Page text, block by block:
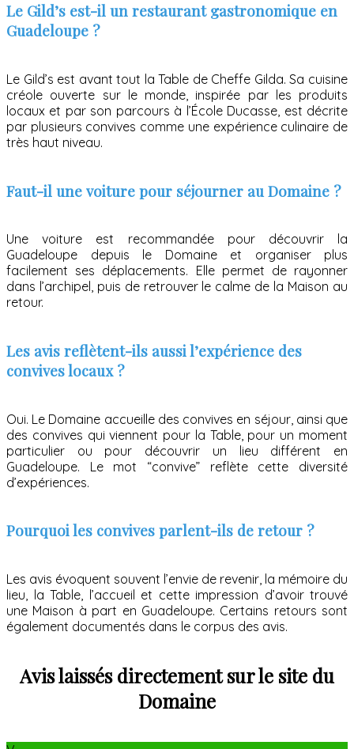
Le Gild’s est-il un restaurant gastronomique en
Guadeloupe ?
Le Gild’s est avant tout la Table de Cheffe Gilda. Sa cuisine
créole ouverte sur le monde, inspirée par les produits
locaux et par son parcours à l’École Ducasse, est décrite
par plusieurs convives comme une expérience culinaire de
très haut niveau.
Faut-il une voiture pour séjourner au Domaine ?
Une voiture est recommandée pour découvrir la
Guadeloupe depuis le Domaine et organiser plus
facilement ses déplacements. Elle permet de rayonner
dans l’archipel, puis de retrouver le calme de la Maison au
retour.
Les avis reflètent-ils aussi l’expérience des
convives locaux ?
Oui. Le Domaine accueille des convives en séjour, ainsi que
des convives qui viennent pour la Table, pour un moment
particulier ou pour découvrir un lieu différent en
Guadeloupe. Le mot “convive” reflète cette diversité
d’expériences.
Pourquoi les convives parlent-ils de retour ?
Les avis évoquent souvent l’envie de revenir, la mémoire du
lieu, la Table, l’accueil et cette impression d’avoir trouvé
une Maison à part en Guadeloupe. Certains retours sont
également documentés dans le corpus des avis.
Avis laissés directement sur le site du
Domaine